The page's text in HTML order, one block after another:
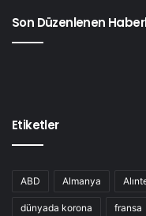
Son Düzenlenen
Etiketler
ABD Almanya
dünyada korona fransa